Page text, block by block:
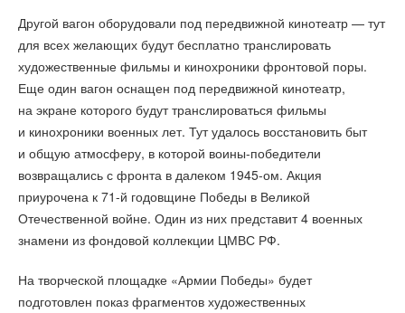
Другой вагон оборудовали под передвижной кинотеатр — тут
для всех желающих будут бесплатно транслировать
художественные фильмы и кинохроники фронтовой поры.
Еще один вагон оснащен под передвижной кинотеатр,
на экране которого будут транслироваться фильмы
и кинохроники военных лет. Тут удалось восстановить быт
и общую атмосферу, в которой воины-победители
возвращались с фронта в далеком 1945-ом. Акция
приурочена к 71-й годовщине Победы в Великой
Отечественной войне. Один из них представит 4 военных
знамени из фондовой коллекции ЦМВС РФ.
На творческой площадке «Армии Победы» будет
подготовлен показ фрагментов художественных